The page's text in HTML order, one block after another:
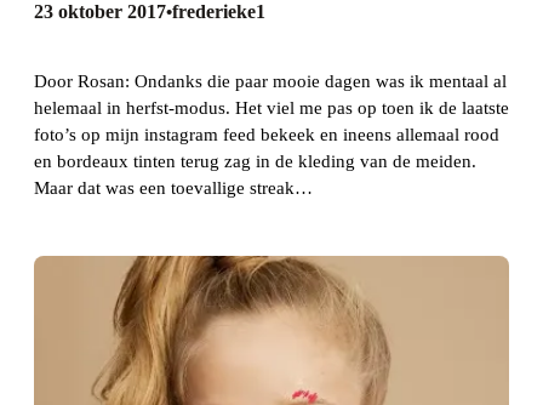
23 oktober 2017•frederieke1
Door Rosan: Ondanks die paar mooie dagen was ik mentaal al
helemaal in herfst-modus. Het viel me pas op toen ik de laatste
foto’s op mijn instagram feed bekeek en ineens allemaal rood
en bordeaux tinten terug zag in de kleding van de meiden.
Maar dat was een toevallige streak…